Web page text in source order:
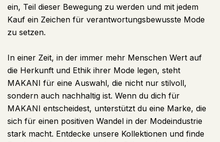
ein, Teil dieser Bewegung zu werden und mit jedem
Kauf ein Zeichen für verantwortungsbewusste Mode
zu setzen.
In einer Zeit, in der immer mehr Menschen Wert auf
die Herkunft und Ethik ihrer Mode legen, steht
MAKANI für eine Auswahl, die nicht nur stilvoll,
sondern auch nachhaltig ist. Wenn du dich für
MAKANI entscheidest, unterstützt du eine Marke, die
sich für einen positiven Wandel in der Modeindustrie
stark macht. Entdecke unsere Kollektionen und finde